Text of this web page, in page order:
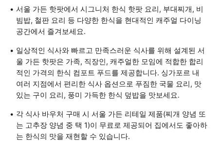
서울 가든 핫팟에서 시그니처 한식 핫팟 요리, 부대찌개, 비
빔밥, 철판 요리 등 다양한 한식을 현대적인 캐주얼 다이닝
공간에서 즐겨보세요.
일상적인 식사와 빠르고 만족스러운 식사를 위해 설계된 서
울 가든 핫팟은 가족, 직장인, 캐주얼한 모임에 적합한 합리
적인 가격의 한식 컴포트 푸드를 제공합니다. 싱가포르 내
여러 지점에서 편리한 식사 옵션으로 푸짐한 국물 요리, 맛
있는 구이 요리, 풍미 가득한 한식 덮밥을 맛보세요.
각 식사 바우처 구매 시 서울 가든 리테일 제품(찌개 양념 또
는 고추장 양념 중 택 1)이 무료로 제공되어 집에서도 좋아하
는 한식의 맛을 재현할 수 있습니다.